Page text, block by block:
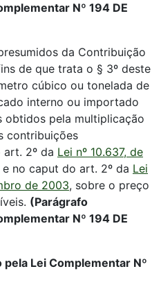
Nº 194 DE
da Contribuição
de que trata o § 3º deste
cúbico ou tonelada de
interno ou importado
obtidos pela multiplicação
contribuições
2º da Lei nº 10.637, de
e no caput do art. 2º da Lei
de 2003, sobre o preço
(Parágrafo
Nº 194 DE
Lei Complementar Nº